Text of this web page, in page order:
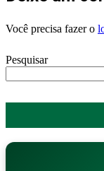
Você precisa fazer o
Pesquisar